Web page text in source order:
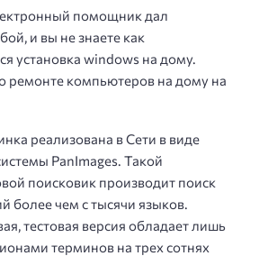
помощник дал
и вы не знаете как
установка windows на дому.
ремонте компьютеров на дому на
реализована в Сети в виде
PanImages. Такой
поисковик производит поиск
более чем с тысячи языков.
тестовая версия обладает лишь
терминов на трех сотнях